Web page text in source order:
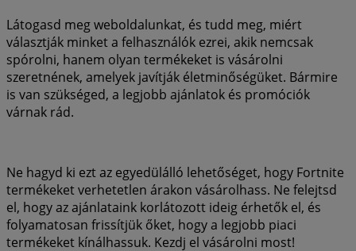
Látogasd meg weboldalunkat, és tudd meg, miért
választják minket a felhasználók ezrei, akik nemcsak
spórolni, hanem olyan termékeket is vásárolni
szeretnének, amelyek javítják életminőségüket. Bármire
is van szükséged, a legjobb ajánlatok és promóciók
várnak rád.
Ne hagyd ki ezt az egyedülálló lehetőséget, hogy Fortnite
termékeket verhetetlen árakon vásárolhass. Ne felejtsd
el, hogy az ajánlataink korlátozott ideig érhetők el, és
folyamatosan frissítjük őket, hogy a legjobb piaci
termékeket kínálhassuk. Kezdj el vásárolni most!